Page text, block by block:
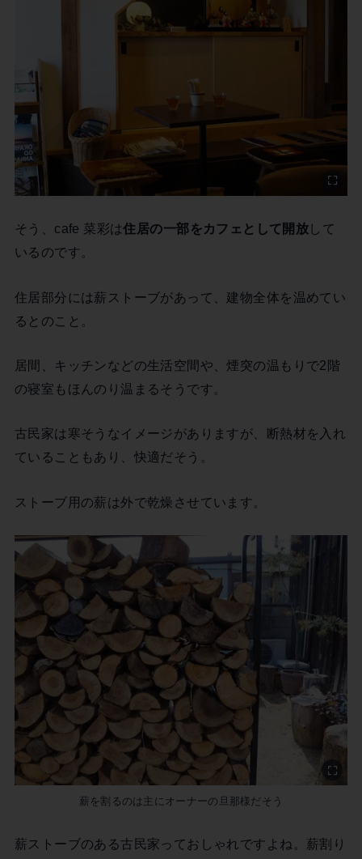
そう、cafe 菜彩は住居の一部をカフェとして開放 して
いるのです。
住居部分には薪ストーブがあって、建物全体を温めてい
るとのこと。
居間、キッチンなどの生活空間や、煙突の温もりで2階
の寝室もほんのり温まるそうです。
古民家は寒そうなイメージがありますが、断熱材を入れ
ていることもあり、快適だそう。
ストーブ用の薪は外で乾燥させています。
薪を割るのは主にオーナーの旦那様だそう
薪ストーブのある古民家っておしゃれですよね。薪割り